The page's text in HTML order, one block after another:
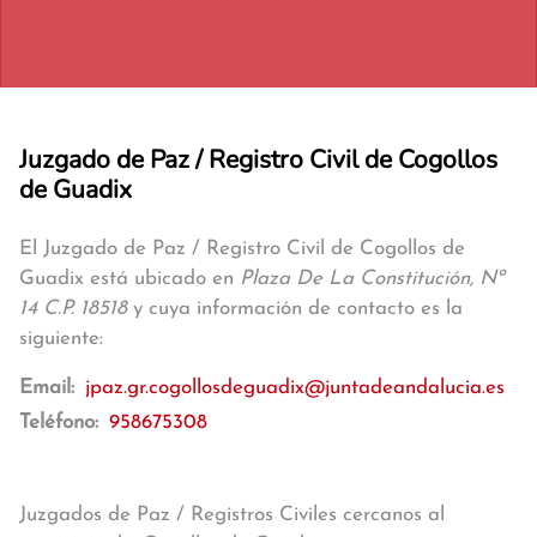
Juzgado de Paz / Registro Civil de Cogollos
de Guadix
El Juzgado de Paz / Registro Civil de Cogollos de
Guadix está ubicado en Plaza De La Constitución, Nº
14 C.P. 18518y cuya información de contacto es la
siguiente:
Email: jpaz.gr.cogollosdeguadix@juntadeandalucia.es
Teléfono: 958675308
Juzgados de Paz / Registros Civiles cercanos al